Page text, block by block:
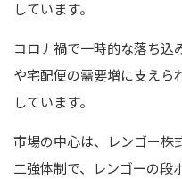
しています。
コロナ禍で一時的な落ち込
や宅配便の需要増に支えら
しています。
市場の中心は、レンゴー株
二強体制で、レンゴーの段